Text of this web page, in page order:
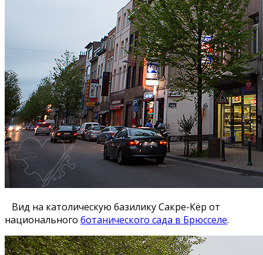
Вид на католическую базилику Сакре-Кёр от
национального ботанического сада в Брюсселе.